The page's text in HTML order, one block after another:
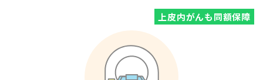
上皮内がんも同額保障